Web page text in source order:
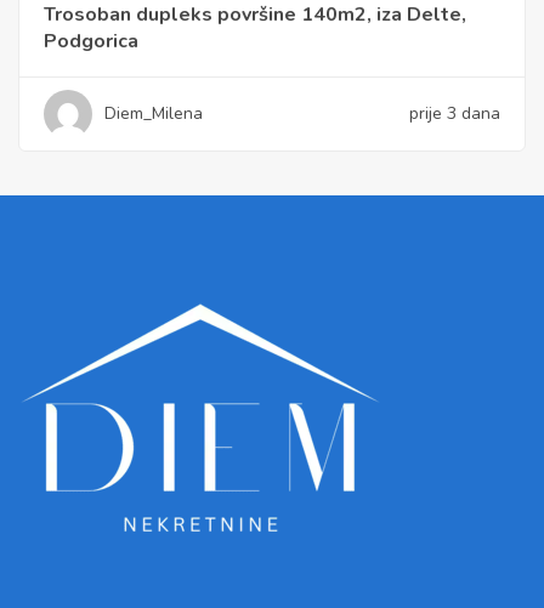
Trosoban dupleks površine 140m2, iza Delte,
Podgorica
Diem_Milena prije 3 dana